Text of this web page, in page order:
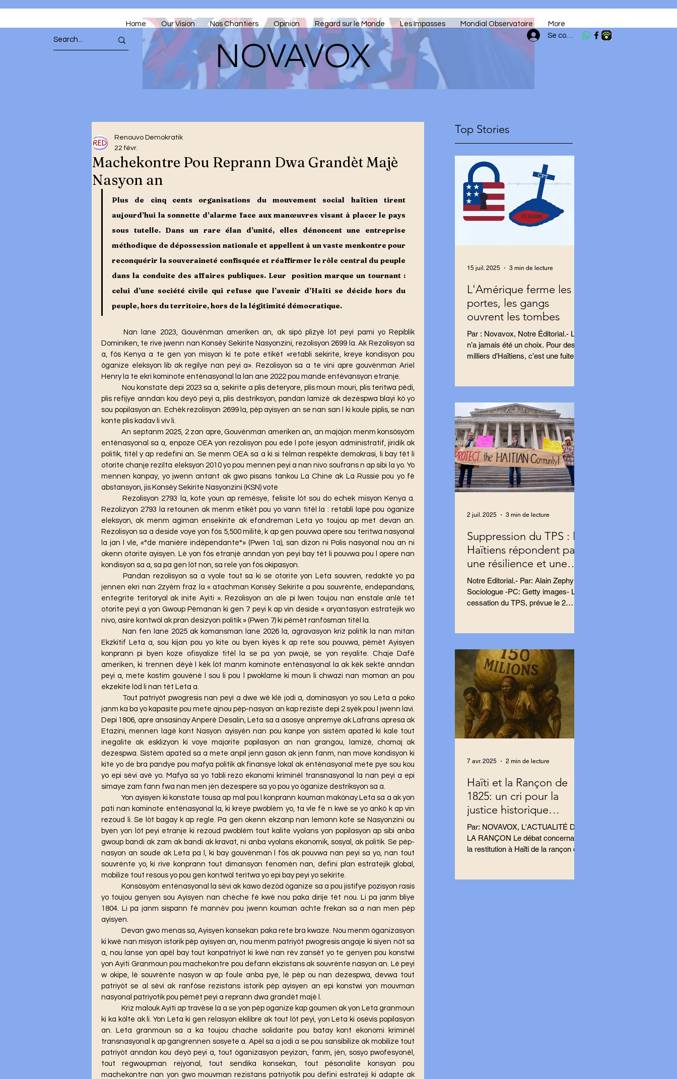
Home Our Vision Nos Chantiers Opinion Regard sur le Monde Les Impasses Mondial Observatoire More
NOVAVOX
Se connecter
Machekontre Pou Reprann Dwa Grandèt Majè
Nasyon an
Renouvo Demokratik
22 févr.
Plus de cinq cents organisations du mouvement social haïtien tirent
aujourd’hui la sonnette d’alarme face aux manœuvres visant à placer le pays
sous tutelle. Dans un rare élan d’unité, elles dénoncent une entreprise
méthodique de dépossession nationale et appellent à un vaste menkontre pour
reconquérir la souveraineté confisquée et réaffirmer le rôle central du peuple
dans la conduite des affaires publiques. Leur  position marque un tournant :
celui d’une société civile qui refuse que l’avenir d’Haïti se décide hors du
peuple, hors du territoire, hors de la légitimité démocratique.
Dominiken, te rive jwenn nan Konsèy Sekirite Nasyonzini, rezolisyon 2699 la. Ak Rezolisyon sa
a, fòs Kenya a te gen yon misyon ki te pote etikét «retabli sekirite, kreye kondisyon pou
òganize eleksyon lib ak regilye nan peyi a». Rezolisyon sa a te vini apre gouvènman Ariel
Henry la te ekri kominote entènasyonal la lan ane 2022 pou mande entèvansyon etranje.
plis refijye anndan kou deyò peyi a, plis destriksyon, pandan lamizè ak dezèspwa blayi kò yo
sou popilasyon an. Echèk rezolisyon 2699 la, pèp ayisyen an se nan san l ki koule piplis, se nan
konte plis kadav li viv li.
	An septanm 2025, 2 zan apre, Gouvènman ameriken an, an majòjon menm konsòsyòm
entènasyonal sa a, enpoze OEA yon rezolisyon pou ede l pote jesyon administratif, jiridik ak
politik, titèl y ap redefini an. Se menm OEA sa a ki si tèlman respèkte demokrasi, li bay tèt li
otorite chanje rezilta eleksyon 2010 yo pou mennen peyi a nan nivo soufrans n ap sibi la yo. Yo
mennen kanpay, yo jwenn antant ak gwo pisans tankou La Chine ak La Russie pou yo fè
abstansyon, jis Konsèy Sekirite Nasyonzini (KSN) vote
Rezolizyon 2793 la retounen ak menm etikèt pou yo vann titèl la : retabli lapè pou òganize
eleksyon, ak menm agiman ensekirite ak efondreman Leta yo toujou ap met devan an.
Rezolisyon sa a deside voye yon fòs 5,500 militè, k ap gen pouvwa opere sou teritwa nasyonal
la jan l vle, «°de manière indépendante°» (Pwen 1a), san dizon ni Polis nasyonal nou an ni
okenn otorite ayisyen. Lè yon fòs etranjè anndan yon peyi bay tèt li pouvwa pou l opere nan
kondisyon sa a, sa pa gen lòt non, sa rele yon fòs okipasyon.
jennen ekri nan 2zyèm fraz la « atachman Konsèy Sekirite a pou souvrènte, endepandans,
entegrite teritoryal ak inite Ayiti ». Rezolisyon an ale pi lwen toujou nan enstale anlè tèt
otorite peyi a yon Gwoup Pèmanan ki gen 7 peyi k ap vin deside « oryantasyon estratejik wo
nivo, asire kontwòl ak pran desizyon politik » (Pwen 7) ki pèmèt ranfòsman titèl la.
Ekzkitif Leta a, sou kijan pou yo kite ou byen kiyès k ap rete sou pouvwa, pèmèt Ayisyen
konprann pi byen koze ofisyalize titèl la se pa yon pwojè, se yon reyalite. Chaje Dafè
ameriken, ki trennen dèyè l kèk lòt manm kominote entènasyonal la ak kèk sektè anndan
peyi a, mete kostim gouvènè l sou li pou l pwoklame ki moun li chwazi nan moman an pou
ekzekite lòd li nan tèt Leta a.
janm ka ba yo kapasite pou mete ajnou pèp-nasyon an kap reziste depi 2 syèk pou l jwenn lavi.
Depi 1806, apre ansasinay Anperè Desalin, Leta sa a asosye anpremye ak Lafrans apresa ak
Etazini, mennen lagè kont Nasyon ayisyèn nan pou kanpe yon sistèm apatèd ki kale tout
inegalite ak esklizyon ki voye majorite popilasyon an nan grangou, lamizè, chomaj ak
dezespwa. Sistèm apatèd sa a mete anpil jenn gason ak jenn fanm, nan move kondisyon ki
kite yo de bra pandye pou mafya politik ak finansye lokal ak entènasyonal mete pye sou kou
yo epi sèvi avè yo. Mafya sa yo tabli rezo ekonomi kriminèl transnasyonal la nan peyi a epi
simaye zam fann fwa nan men jèn dezespere sa yo pou yo òganize destriksyon sa a.
	Yon ayisyen ki konstate tousa ap mal pou l konprann kouman makònay Leta sa a ak yon
pati nan kominote entènasyonal la, ki kreye pwoblèm yo, ta vle fè n kwè se yo ankò k ap vin
rezoud li. Se lòt bagay k ap regle. Pa gen okenn ekzanp nan lemonn kote se Nasyonzini ou
byen yon lòt peyi etranje ki rezoud pwoblèm tout kalite vyolans yon popilasyon ap sibi anba
gwoup bandi ak zam ak bandi ak kravat, ni anba vyolans ekonomik, sosyal, ak politik. Se pèp-
nasyon an soude ak Leta pa l, ki bay gouvènman l fòs ak pouvwa nan peyi sa yo, nan tout
souvrènte yo, ki rive konprann tout dimansyon fenomèn nan, defini plan estratejik global,
mobilize tout resous yo pou gen kontwòl teritwa yo epi bay peyi yo sekirite.
yo toujou genyen sou Ayisyen nan chèche fè kwè nou paka dirije tèt nou. Li pa janm bliye
1804. Li pa janm sispann fè mannèv pou jwenn kouman achte frekan sa a nan men pèp
ayisyen.
ki kwè nan misyon istorik pèp ayisyen an, nou menm patriyòt pwogresis angaje ki siyen nòt sa
a, nou lanse yon apèl bay tout konpatriyòt ki kwè nan rèv zansèt yo te genyen pou konstwi
yon Ayiti Granmoun pou machekontre pou defann ekzistans ak souvrènte nasyon an. Lè peyi
w okipe, lè souvrènte nasyon w ap foule anba pye, lè pèp ou nan dezespwa, devwa tout
patriyòt se al sèvi ak ranfòse rezistans istorik pèp ayisyen an epi konstwi yon mouvman
nasyonal patriyotik pou pèmèt peyi a reprann dwa grandèt majè l.
ki ka kòlte ak li. Yon Leta ki gen relasyon ekilibre ak tout lòt peyi, yon Leta ki osèvis popilasyon
an. Leta granmoun sa a ka toujou chache solidarite pou batay kont ekonomi kriminèl
transnasyonal k ap gangrennen sosyete a. Apèl sa a jodi a se pou sansibilize ak mobilize tout
patriyòt anndan kou deyò peyi a, tout òganizasyon peyizan, fanm, jèn, sosyo pwofesyonèl,
tout regwoupman rejyonal, tout sendika konsekan, tout pèsonalite konsyan pou
machekontre nan yon gwo mouvman rezistans patriyotik pou defini estrateji ki adapte ak
Top Stories
L'Amérique ferme les
portes, les gangs
ouvrent les tombes
Par : Novavox, Notre Éditorial.- L’exil
n’a jamais été un choix. Pour des
milliers d’Haïtiens, c’est une fuite,
15 juil. 2025 3 min de lecture
Suppression du TPS : les
Haïtiens répondent par
une résilience et une
résistance farouches
Notre Editorial.- Par: Alain Zephyr,
Sociologue -PC: Getty images- La
cessation du TPS, prévue le 2
2 juil. 2025 3 min de lecture
Haïti et la Rançon de
1825: un cri pour la
justice historique
résonne en France.
Par: NOVAVOX, L'ACTUALITÉ DE
LA RANÇON Le débat concernant
la restitution à Haïti de la rançon de
7 avr. 2025 2 min de lecture